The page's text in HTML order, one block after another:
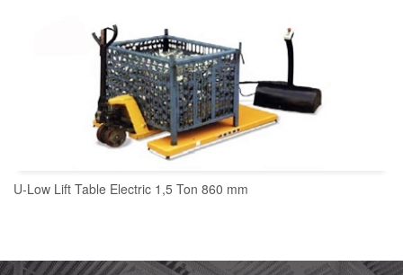
READ MORE
U-Low Lift Table Electric 1,5 Ton 860 mm